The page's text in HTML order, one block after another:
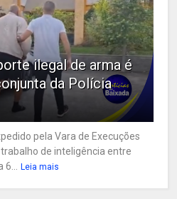
ilegal de arma é
da Polícia
pela Vara de Execuções
de inteligência entre
Leia mais